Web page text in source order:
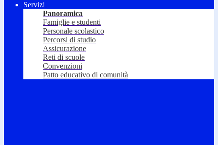
Servizi
Panoramica
Famiglie e studenti
Personale scolastico
Percorsi di studio
Assicurazione
Reti di scuole
Convenzioni
Patto educativo di comunità